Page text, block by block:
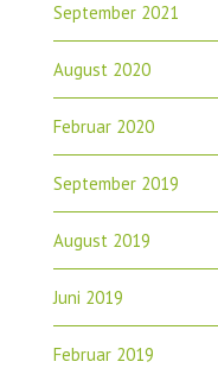
September 2021
August 2020
Februar 2020
September 2019
August 2019
Juni 2019
Februar 2019